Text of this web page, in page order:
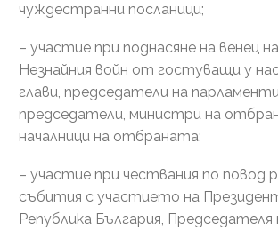
чуждестранни посланици;
– участие при поднасяне на венец
Незнайния войн от гостуващи у
глави, председатели на
председатели, министри на
началници на отбраната;
– участие при чествания по повод
събития с участието на
Република България,